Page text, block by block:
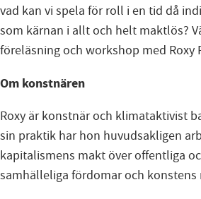
vad kan vi spela för roll i en tid då
som kärnan i allt och helt maktlös?
föreläsning och workshop med Roxy
Om konstnären
Roxy är konstnär och klimataktivist
sin praktik har hon huvudsakligen
kapitalismens makt över offentliga
samhälleliga fördomar och